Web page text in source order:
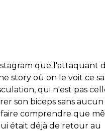
que l'attaquant
story où on le voit ce
qui n'est pas
son biceps sans aucun
comprendre que
était déjà de retour au